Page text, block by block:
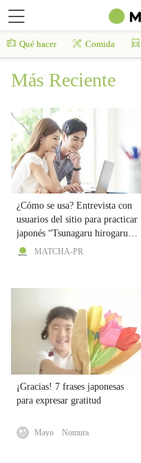
Qué hacer Comida
Más Reciente
¿Cómo se usa? Entrevista con
usuarios del sitio para practicar
japonés “Tsunagaru hirogaru
nihongo de no kurashi”
MATCHA-PR
¡Gracias! 7 frases japonesas
para expresar gratitud
Mayo Nomura